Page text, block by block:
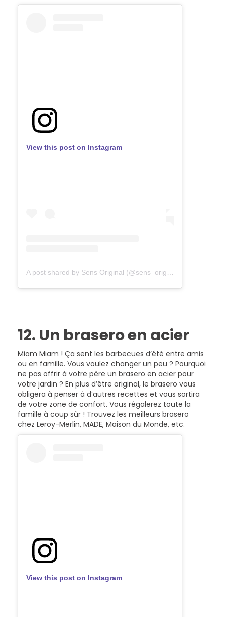
View this post on Instagram
A post shared by Sens Original (@sens_original)
12. Un brasero en acier
Miam Miam ! Ça sent les barbecues d’été entre amis
ou en famille. Vous voulez changer un peu ? Pourquoi
ne pas offrir à votre père un brasero en acier pour
votre jardin ? En plus d’être original, le brasero vous
obligera à penser à d’autres recettes et vous sortira
de votre zone de confort. Vous régalerez toute la
famille à coup sûr ! Trouvez les meilleurs brasero
chez Leroy-Merlin, MADE, Maison du Monde, etc.
View this post on Instagram